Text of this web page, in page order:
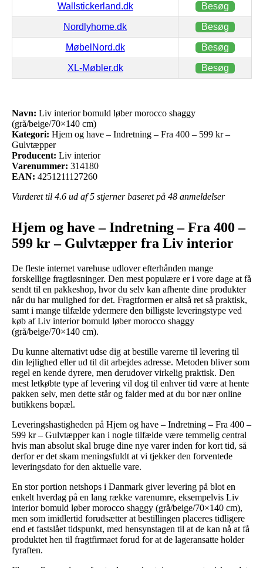
Wallstickerland.dk Besøg
Nordlyhome.dk Besøg
MøbelNord.dk Besøg
XL-Møbler.dk Besøg
Navn: Liv interior bomuld løber morocco shaggy
(grå/beige/70×140 cm)
Kategori: Hjem og have – Indretning – Fra 400 – 599 kr –
Gulvtæpper
Producent: Liv interior
Varenummer: 314180
EAN: 4251211127260
Vurderet til 4.6 ud af 5 stjerner baseret på 48 anmeldelser
Hjem og have – Indretning – Fra 400 –
599 kr – Gulvtæpper fra Liv interior
De fleste internet varehuse udlover efterhånden mange
forskellige fragtløsninger. Den mest populære er i vore dage at få
sendt til en pakkeshop, hvor du selv kan afhente dine produkter
når du har mulighed for det. Fragtformen er altså ret så praktisk,
samt i mange tilfælde ydermere den billigste leveringstype ved
køb af Liv interior bomuld løber morocco shaggy
(grå/beige/70×140 cm).
Du kunne alternativt udse dig at bestille varerne til levering til
din lejlighed eller ud til dit arbejdes adresse. Metoden bliver som
regel en kende dyrere, men derudover virkelig praktisk. Den
mest letkøbte type af levering vil dog til enhver tid være at hente
pakken selv, men dette står og falder med at du bor nær online
butikkens bopæl.
Leveringshastigheden på Hjem og have – Indretning – Fra 400 –
599 kr – Gulvtæpper kan i nogle tilfælde være temmelig central
hvis man absolut skal bruge dine nye varer inden for kort tid, så
derfor er det skam meningsfuldt at vi tjekker den forventede
leveringsdato for den aktuelle vare.
En stor portion netshops i Danmark giver levering på blot en
enkelt hverdag på en lang række varenumre, eksempelvis Liv
interior bomuld løber morocco shaggy (grå/beige/70×140 cm),
men som imidlertid forudsætter at bestillingen placeres tidligere
end et fastslået tidspunkt, med hensynstagen til at de kan nå at få
produktet hen til fragtfirmaet forud for at de lageransatte holder
fyraften.